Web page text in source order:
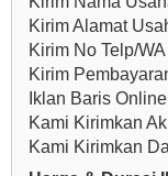
Kirim Alamat
Kirim No Telp/
Kirim
Iklan Baris
Kami Kirimkan
Kami Kirimkan